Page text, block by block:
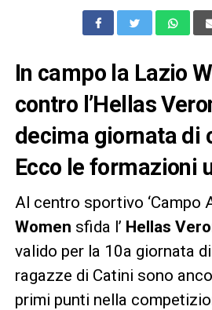
In campo la Lazio
contro l’Hellas
decima giornata di
Ecco le formazioni
Al centro sportivo ‘Campo
Women sfida l’ Hellas
valido per la 10a giornata di
ragazze di Catini sono
primi punti nella